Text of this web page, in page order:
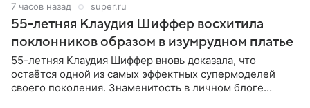
7 часов назад super.ru
55-летняя Клаудия Шиффер восхитила
поклонников образом в изумрудном платье
55-летняя Клаудия Шиффер вновь доказала, что
остаётся одной из самых эффектных супермоделей
своего поколения. Знаменитость в личном блоге